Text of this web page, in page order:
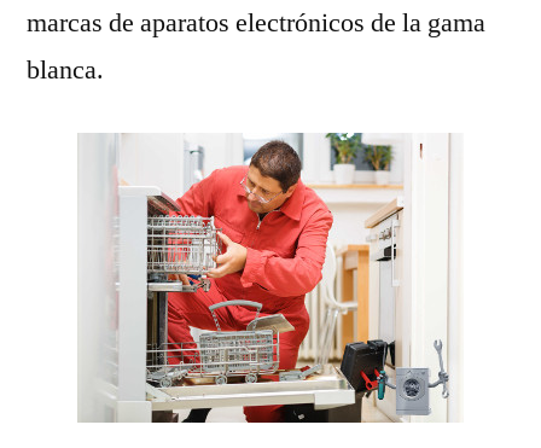
marcas de aparatos electrónicos de la gama
blanca.